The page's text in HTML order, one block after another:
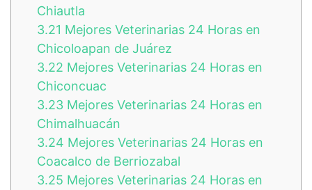
Chiautla
3.21 Mejores Veterinarias 24 Horas en
Chicoloapan de Juárez
3.22 Mejores Veterinarias 24 Horas en
Chiconcuac
3.23 Mejores Veterinarias 24 Horas en
Chimalhuacán
3.24 Mejores Veterinarias 24 Horas en
Coacalco de Berriozabal
3.25 Mejores Veterinarias 24 Horas en